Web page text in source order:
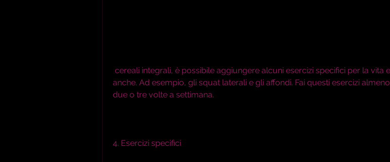
anche. Ad esempio, gli squat laterali e gli affondi. Fai questi esercizi almeno
due o tre volte a settimana.
4. Esercizi specifici